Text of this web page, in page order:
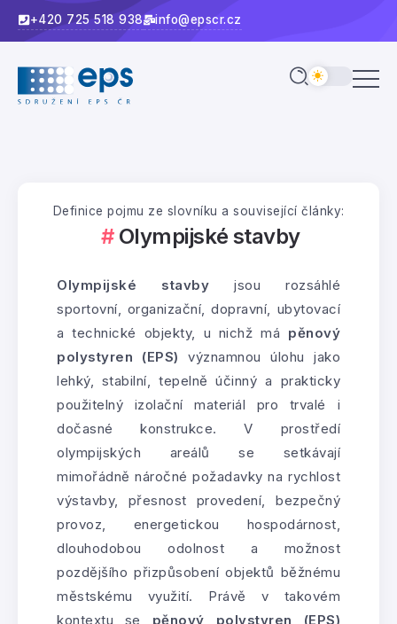
+420 725 518 938 info@epscr.cz
Definice pojmu ze slovníku a související články:
Olympijské stavby
Olympijské stavby jsou rozsáhlé
sportovní, organizační, dopravní, ubytovací
a technické objekty, u nichž má pěnový
polystyren (EPS) významnou úlohu jako
lehký, stabilní, tepelně účinný a prakticky
použitelný izolační materiál pro trvalé i
dočasné konstrukce. V prostředí
olympijských areálů se setkávají
mimořádně náročné požadavky na rychlost
výstavby, přesnost provedení, bezpečný
provoz, energetickou hospodárnost,
dlouhodobou odolnost a možnost
pozdějšího přizpůsobení objektů běžnému
městskému využití. Právě v takovém
kontextu se pěnový polystyren (EPS)